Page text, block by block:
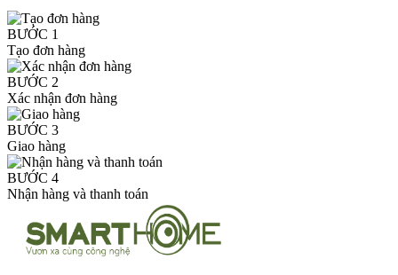
BƯỚC 1
Tạo đơn hàng
BƯỚC 2
Xác nhận đơn hàng
BƯỚC 3
Giao hàng
BƯỚC 4
Nhận hàng và thanh toán